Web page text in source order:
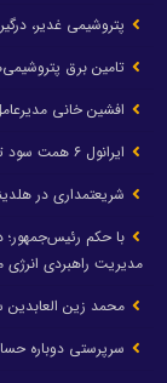
پتروشیمی غدیر،
تامین برق
افشین خانی
ایرانول ۶ همت سود تقسیم کرد
شریعتمداری در
با حکم رئیس‌جمهور؛
مدیریت راهبردی
محمد زین
سرپرستی دوباره